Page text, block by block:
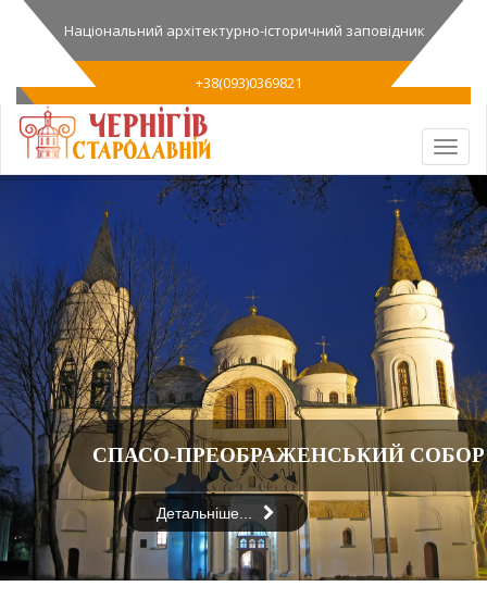
Національний архітектурно-історичний заповідник
+38(093)0369821
СПАСО-ПРЕОБРАЖЕНСЬКИЙ СОБОР
Детальніше...